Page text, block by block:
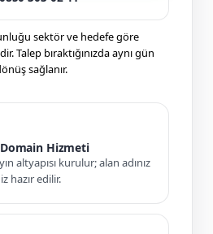
sektör ve hedefe göre
Talep bıraktığınızda aynı gün
sağlanır.
Hizmeti
altyapısı kurulur; alan adınız
hazır edilir.